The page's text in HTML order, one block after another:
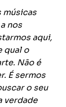
músicas
nos
aqui,
qual o
Não é
É sermos
o seu
verdade